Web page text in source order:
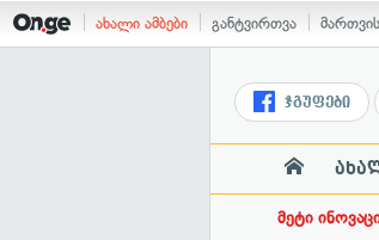
ახალი ამბები განტვირთვა
ჯგუფები
მეტი